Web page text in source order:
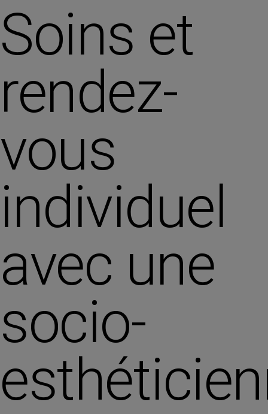
Soins et
rendez-
vous
individuel
avec une
socio-